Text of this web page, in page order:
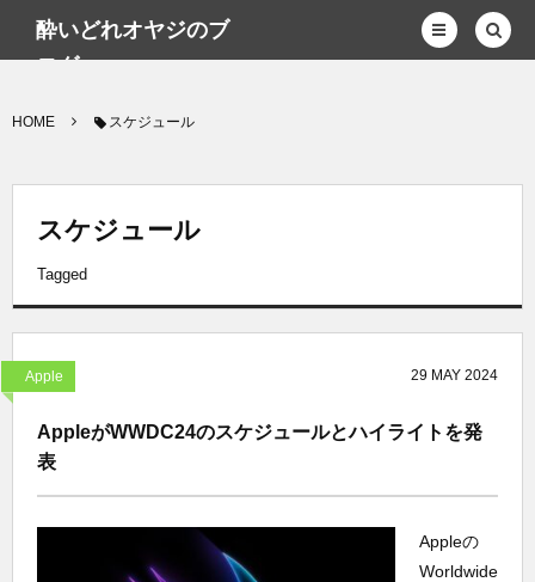
酔いどれオヤジのブ
ログwp
HOME スケジュール
スケジュール
Tagged
Apple 29 MAY 2024
AppleがWWDC24のスケジュールとハイライトを発
表
Appleの
Worldwide